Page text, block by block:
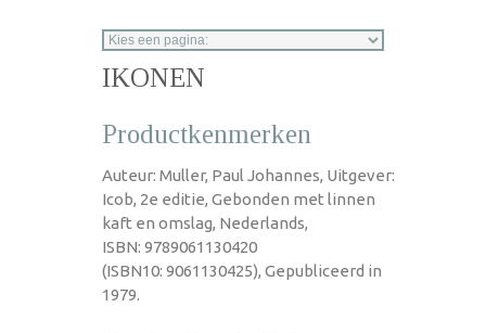
IKONEN
Productkenmerken
Auteur: Muller, Paul Johannes, Uitgever:
Icob, 2e editie, Gebonden met linnen
kaft en omslag, Nederlands,
ISBN: 9789061130420
(ISBN10: 9061130425), Gepubliceerd in
1979.